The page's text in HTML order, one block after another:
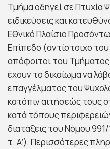
Τμήμα οδηγεί σε Πτυχία
ειδικεύσεις και
Εθνικό Πλαίσιο
Επίπεδο (αντίστοιχο
απόφοιτοι του
έχουν το δικαίωμα να
επαγγέλματος του
κατόπιν αιτήσεώς τους
κατά τόπους
διατάξεις του Νόμου
τ. Α’). Περισσότερες